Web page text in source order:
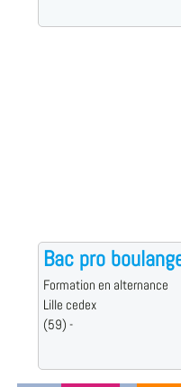
Bac pro
Formation en alternance
Lille cedex
(59) -